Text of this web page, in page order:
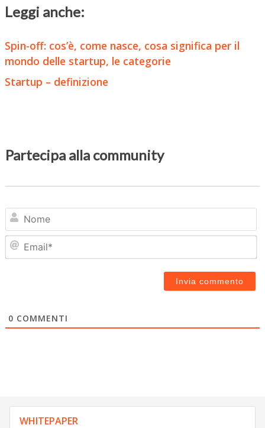
Leggi anche:
Spin-off: cos’è, come nasce, cosa significa per il
mondo delle startup, le categorie
Startup – definizione
Partecipa alla community
0 COMMENTI
WHITEPAPER